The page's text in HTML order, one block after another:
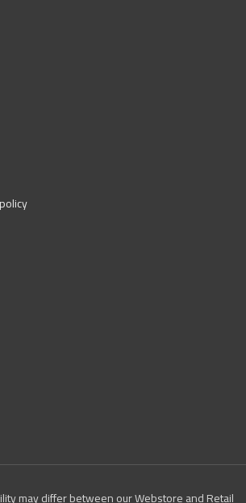
may differ between our Webstore and Retail